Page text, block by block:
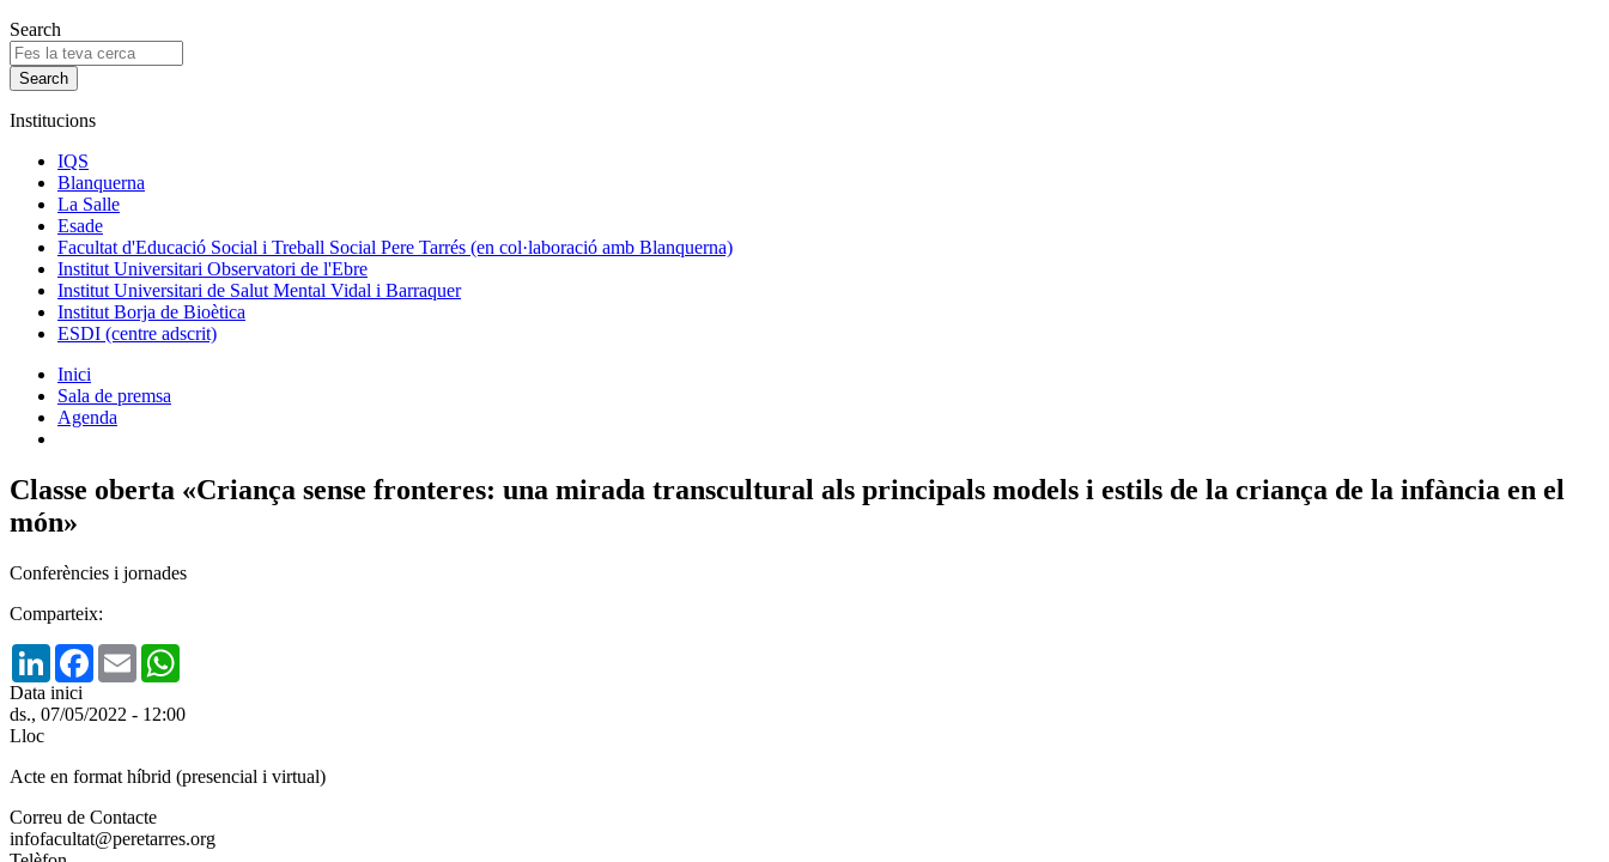
Search
Institucions
IQS
Blanquerna
La Salle
Esade
Facultat d'Educació Social i Treball Social Pere Tarrés (en col·laboració amb Blanquerna)
Institut Universitari Observatori de l'Ebre
Institut Universitari de Salut Mental Vidal i Barraquer
Institut Borja de Bioètica
ESDI (centre adscrit)
Inici
Sala de premsa
Agenda
Classe oberta «Criança sense fronteres: una mirada transcultural als principals models i estils de la criança de la infància en el
món»
Conferències i jornades
Comparteix:
LinkedInFacebook
Email
Data inici
ds., 07/05/2022 - 12:00
Lloc
Acte en format híbrid (presencial i virtual)
Correu de Contacte
infofacultat@peretarres.org